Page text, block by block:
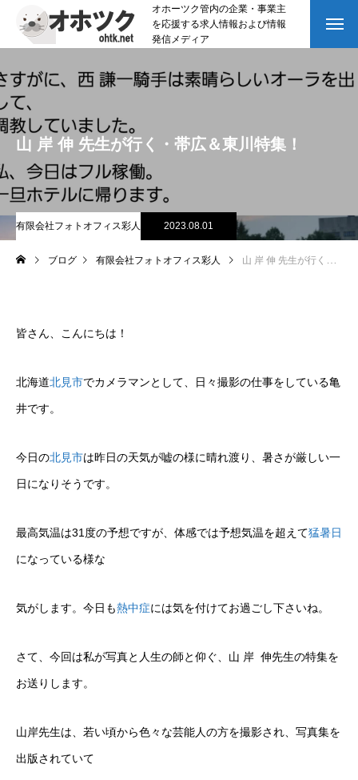
オホーツク管内の企業・事業主
を応援する求人情報および情報
発信メディア
山 岸 伸 先生が行く・帯広＆東川特集！
有限会社フォトオフィス彩人 2023.08.01
ブログ 有限会社フォトオフィス彩人 山 岸 伸 先生が行く・帯広＆東川特集！
皆さん、こんにちは！
北海道北見市でカメラマンとして、日々撮影の仕事をしている亀
井です。
今日の北見市は昨日の天気が嘘の様に晴れ渡り、暑さが厳しい一
日になりそうです。
最高気温は31度の予想ですが、体感では予想気温を超えて猛暑日
になっている様な
気がします。今日も熱中症には気を付けてお過ごし下さいね。
さて、今回は私が写真と人生の師と仰ぐ、山 岸 伸先生の特集を
お送りします。
山岸先生は、若い頃から色々な芸能人の方を撮影され、写真集を
出版されていて